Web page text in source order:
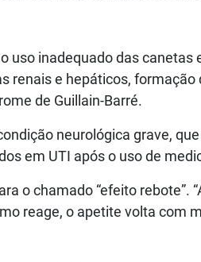
uso inadequado das
renais e hepáticos,
de Guillain-Barré.
neurológica grave,
em UTI após o uso de
o chamado “efeito rebote”.
reage, o apetite volta com